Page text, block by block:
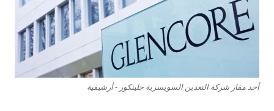
أحد مقار شركة التعدين السويسرية جلينكور - أرشيفية